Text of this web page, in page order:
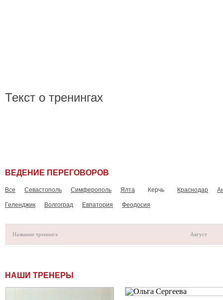
Текст о тренингах
ВЕДЕНИЕ ПЕРЕГОВОРОВ
Все Севастополь Симферополь Ялта Керчь Краснодар
Геленджик Волгоград Евпатория Феодосия
Название тренинга Август
НАШИ ТРЕНЕРЫ